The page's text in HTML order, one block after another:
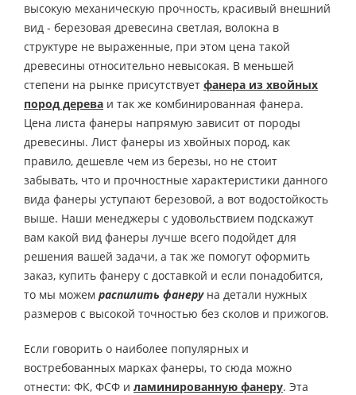
высокую механическую прочность, красивый внешний
вид - березовая древесина светлая, волокна в
структуре не выраженные, при этом цена такой
древесины относительно невысокая. В меньшей
степени на рынке присутствует фанера из хвойных
пород дерева и так же комбинированная фанера.
Цена листа фанеры напрямую зависит от породы
древесины. Лист фанеры из хвойных пород, как
правило, дешевле чем из березы, но не стоит
забывать, что и прочностные характеристики данного
вида фанеры уступают березовой, а вот водостойкость
выше. Наши менеджеры с удовольствием подскажут
вам какой вид фанеры лучше всего подойдет для
решения вашей задачи, а так же помогут оформить
заказ, купить фанеру с доставкой и если понадобится,
то мы можем распилить фанеруна детали нужных
размеров с высокой точностью без сколов и прижогов.
Если говорить о наиболее популярных и
востребованных марках фанеры, то сюда можно
отнести: ФК, ФСФ и ламинированную фанеру. Эта